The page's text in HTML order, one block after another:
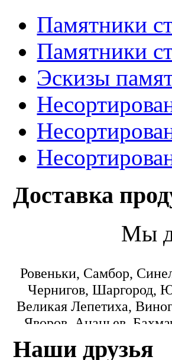
Памятники
Памятники
Эскизы
Доставка
Мы
Ровеньки, Самбор,
Чернигов, Шаргород,
Великая Лепетиха,
Яворов, Ананьев,
Коминтерновское,
Наши друзья